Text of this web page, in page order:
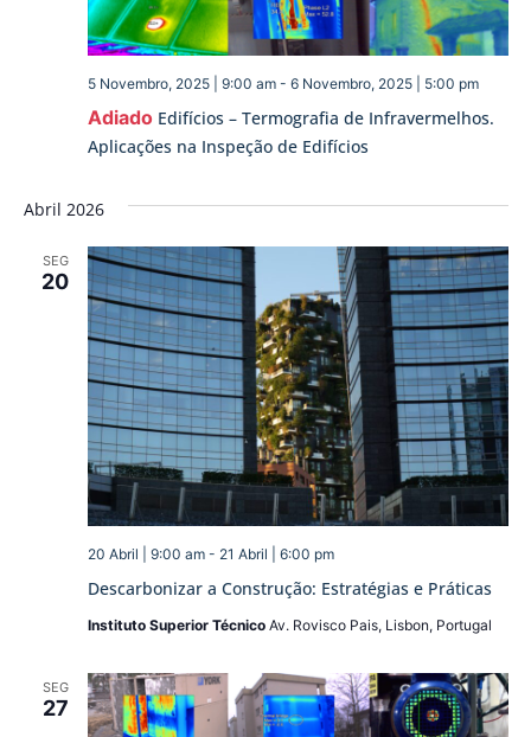
Adiado Edifícios – Termografia de Infravermelhos.
Aplicações na Inspeção de Edifícios
5 Novembro, 2025 | 9:00 am- 6 Novembro, 2025 | 5:00 pm
Abril 2026
SEG
20
Descarbonizar a Construção: Estratégias e Práticas
20 Abril | 9:00 am- 21 Abril | 6:00 pm
Instituto Superior Técnico Av. Rovisco Pais, Lisbon, Portugal
SEG
27